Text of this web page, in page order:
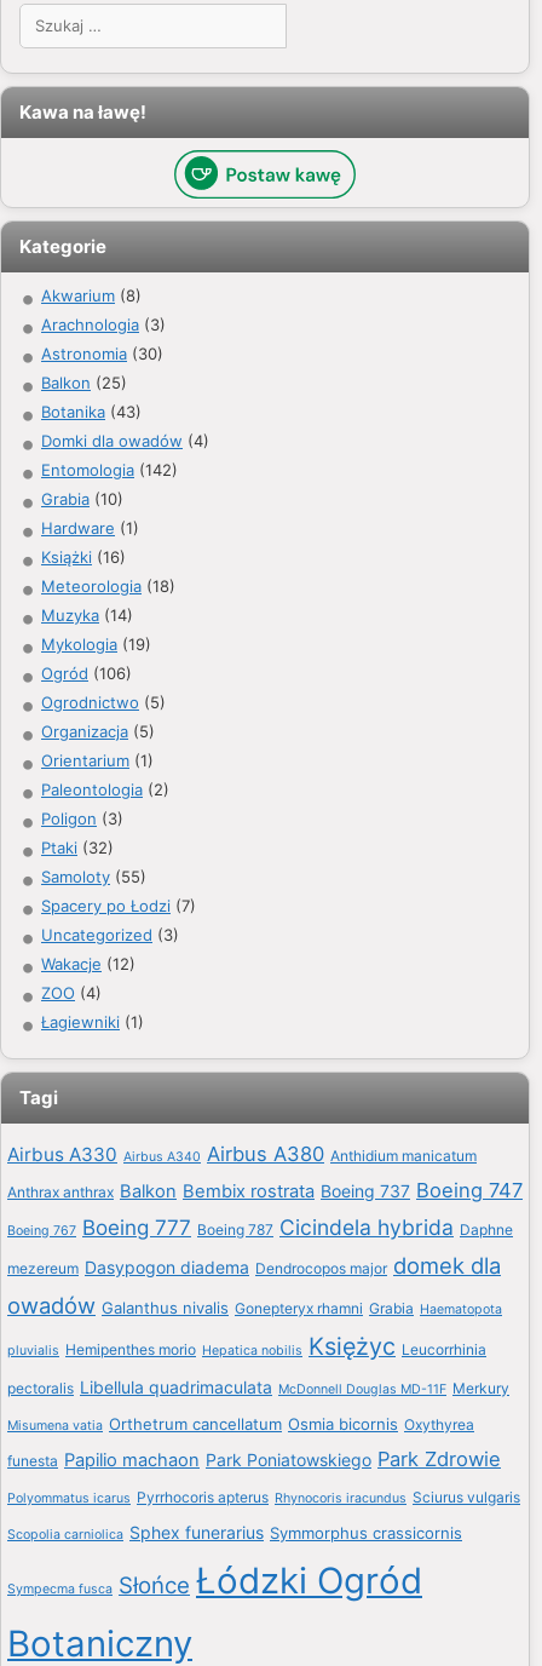
Szukaj:
Kawa na ławę!
Kategorie
Akwarium (8)
Arachnologia (3)
Astronomia (30)
Balkon (25)
Botanika (43)
Domki dla owadów (4)
Entomologia (142)
Grabia (10)
Hardware (1)
Książki (16)
Meteorologia (18)
Muzyka (14)
Mykologia (19)
Ogród (106)
Ogrodnictwo (5)
Organizacja (5)
Orientarium (1)
Paleontologia (2)
Poligon (3)
Ptaki (32)
Samoloty (55)
Spacery po Łodzi (7)
Uncategorized (3)
Wakacje (12)
ZOO (4)
Łagiewniki (1)
Tagi
Airbus A330 Airbus A340 Airbus A380 Anthidium manicatum
Anthrax anthrax Balkon Bembix rostrata Boeing 737 Boeing 747
Boeing 767 Boeing 777 Boeing 787 Cicindela hybrida Daphne
mezereum Dasypogon diadema Dendrocopos major domek dla
owadów Galanthus nivalis Gonepteryx rhamni Grabia Haematopota
pluvialis Hemipenthes morio Hepatica nobilis Księżyc Leucorrhinia
pectoralis Libellula quadrimaculata McDonnell Douglas MD-11F Merkury
Misumena vatia Orthetrum cancellatum Osmia bicornis Oxythyrea
funesta Papilio machaon Park Poniatowskiego Park Zdrowie
Polyommatus icarus Pyrrhocoris apterus Rhynocoris iracundus Sciurus vulgaris
Scopolia carniolica Sphex funerarius Symmorphus crassicornis
Sympecma fusca Słońce Łódzki Ogród
Botaniczny